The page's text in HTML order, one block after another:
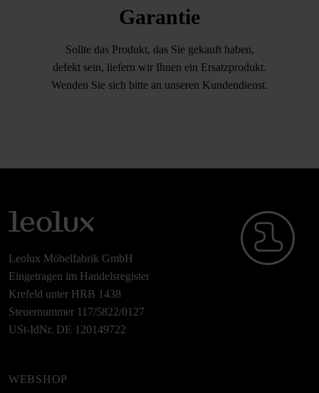
Garantie
Sollte das Produkt, das Sie gekauft haben,
defekt sein, liefern wir Ihnen ein Ersatzprodukt.
Wenden Sie sich bitte an unseren Kundendienst.
Leolux Möbelfabrik GmbH
Eingetragen im Handelsregister
Krefeld unter HRB 1438
Steuernummer 117/5822/0127
USt-IdNr. DE 120149722
WEBSHOP